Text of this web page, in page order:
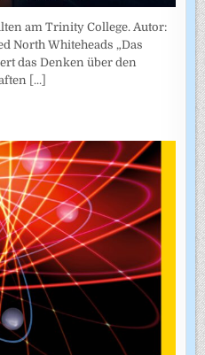
am Trinity College. Autor:
North Whiteheads „Das
das Denken über den
[...]